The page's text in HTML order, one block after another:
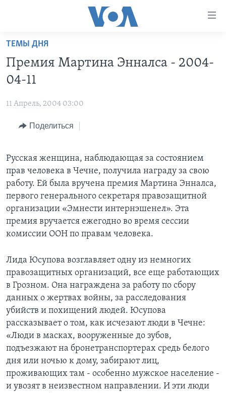
Перейти
основной
контент
навигации
поиск
ПРОГРАММЫ
НОВОСТИ ЗА МИНУТУ
ИТОГИ
ДИСКУССИЯ VOA
ДЕТАЛИ
НЬЮ-ЙОРК NEW YORK
УЧИМ АНГЛИЙСКИЙ
НАША АМЕРИКАНСКАЯ ИСТОРИЯ
АРТЕФАКТЫ
АМЕРИКАНСКИЕ ГОРОДКИ
ТЕСТЫ
ЭКСПЕРТИЗА
ИНТЕРВЬЮ
ЗА СВОБОДУ ПРЕССЫ
УЧИМ АНГЛИЙСКИЙ
ВИДЕО
ПОДПИСКА НА НОВОСТИ
СОЦИАЛЬНЫЕ СЕТИ
ТЕМЫ ДНЯ
Премия Мартина Энналса - 2004-
04-11
11 Апрель, 2004 03:00
Поделиться
Русская женщина, наблюдающая за состоянием
прав человека в Чечне, получила награду за свою
работу. Ей была вручена премия Мартина Энналса,
первого генерального секретаря правозащитной
организации «Эмнести интернэшенел». Эта
премия вручается ежегодно во время сессии
комиссии ООН по правам человека.
Лида Юсупова возглавляет одну из немногих
правозащитных организаций, все еще работающих
в Грозном. Она награждена за работу по сбору
данных о жертвах войны, за расследования
убийств и похищений людей. Юсупова
рассказывает о том, как исчезают люди в Чечне:
«Люди в масках, вооруженные до зубов,
подъезжают на бронетранспортерах средь белого
дня или ночью к дому, забирают лиц,
проживающих там - особенно мужское население -
и увозят в неизвестном направлении. И эти люди